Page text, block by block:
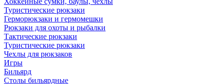
Туристические рюкзаки
Герморюкзаки и гермомешки
Рюкзаки для охоты и рыбалки
Тактические рюкзаки
Туристические рюкзаки
Чехлы для рюкзаков
Игры
Бильярд
Столы бильярдные